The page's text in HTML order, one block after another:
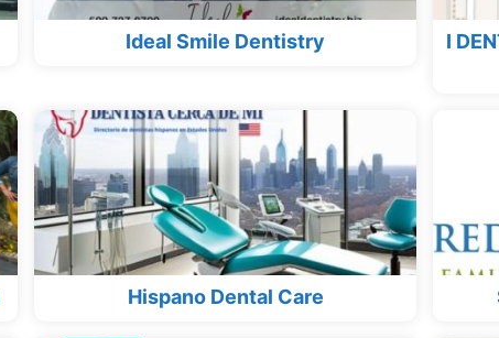
Ideal Smile Dentistry I
Hispano Dental Care